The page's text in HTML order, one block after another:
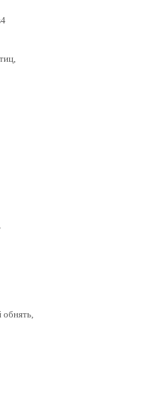
обнять,